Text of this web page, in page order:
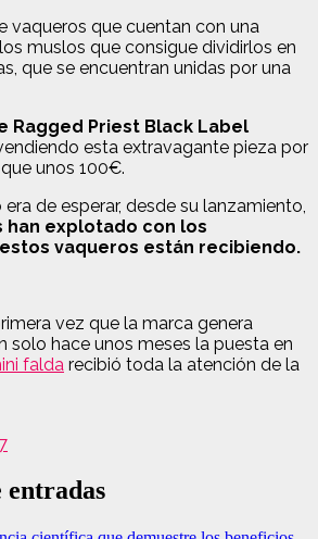
vaqueros que cuentan con una
muslos que consigue dividirlos en
que se encuentran unidas por una
Ragged Priest Black Label
esta extravagante pieza por
unos 100€.
de esperar, desde su lanzamiento,
han explotado con los
vaqueros están recibiendo.
vez que la marca genera
solo hace unos meses la puesta en
falda recibió toda la atención de la
entradas